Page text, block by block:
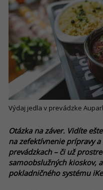
Výdaj jedla v prevádzke
Otázka na záver. Vidíte
na zefektívnenie prípravy
prevádzkach – či už
samoobslužných kioskov,
pokladničného systému